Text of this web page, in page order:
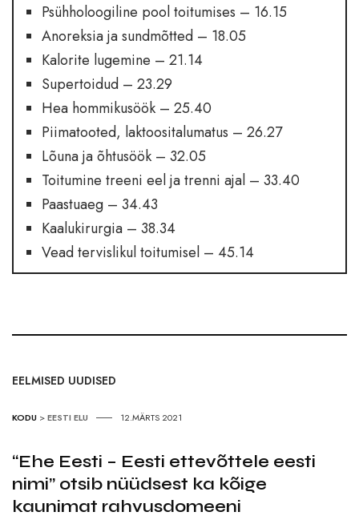
Psühholoogiline pool toitumises – 16.15
Anoreksia ja sundmõtted – 18.05
Kalorite lugemine – 21.14
Supertoidud – 23.29
Hea hommikusöök – 25.40
Piimatooted, laktoositalumatus – 26.27
Lõuna ja õhtusöök – 32.05
Toitumine treeni eel ja trenni ajal – 33.40
Paastuaeg – 34.43
Kaalukirurgia – 38.34
Vead tervislikul toitumisel – 45.14
EELMISED UUDISED
KODU >EESTI ELU 12.MÄRTS 2021
“Ehe Eesti – Eesti ettevõttele eesti
nimi” otsib nüüdsest ka kõige
kaunimat rahvusdomeeni